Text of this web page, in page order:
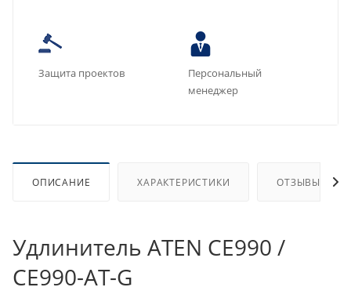
Защита проектов
Персональный
менеджер
ОПИСАНИЕ ХАРАКТЕРИСТИКИ ОТЗЫВЫ
Удлинитель ATEN CE990 /
CE990-AT-G